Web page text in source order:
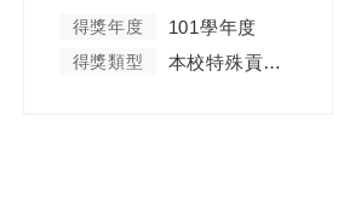
得獎年度 101學年度
得獎類型 本校特殊貢獻類